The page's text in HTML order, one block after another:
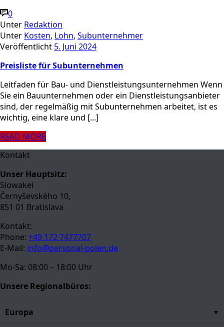
0
Unter Redaktion
Unter Kosten, Lohn, Subunternehmer
Veröffentlicht 5. Juni 2024
Preisliste für Subunternehmen
Leitfaden für Bau- und Dienstleistungsunternehmen Wenn
Sie ein Bauunternehmen oder ein Dienstleistungsanbieter
sind, der regelmäßig mit Subunternehmen arbeitet, ist es
wichtig, eine klare und [...]
READ MORE
Kontakt
Unser Hauptsitz:
Slowakei
Černyševského 10,
851 01 Bratislava
Kontakt:
Phone: +49 172 7477707
E-Mail: info@personal-polen.de
Mo-Sa: 08:00 – 18:00 Uhr
Unsere Regionalbüros:
Europa